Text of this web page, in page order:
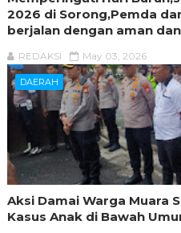
2026 di Sorong,Pemda
berjalan dengan aman
REDAKSI May 03, 2026
DAERAH
Aksi Damai Warga Muara
Kasus Anak di Bawah